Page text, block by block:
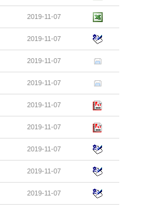
2019-11-07
2019-11-07
2019-11-07
2019-11-07
2019-11-07
2019-11-07
2019-11-07
2019-11-07
2019-11-07